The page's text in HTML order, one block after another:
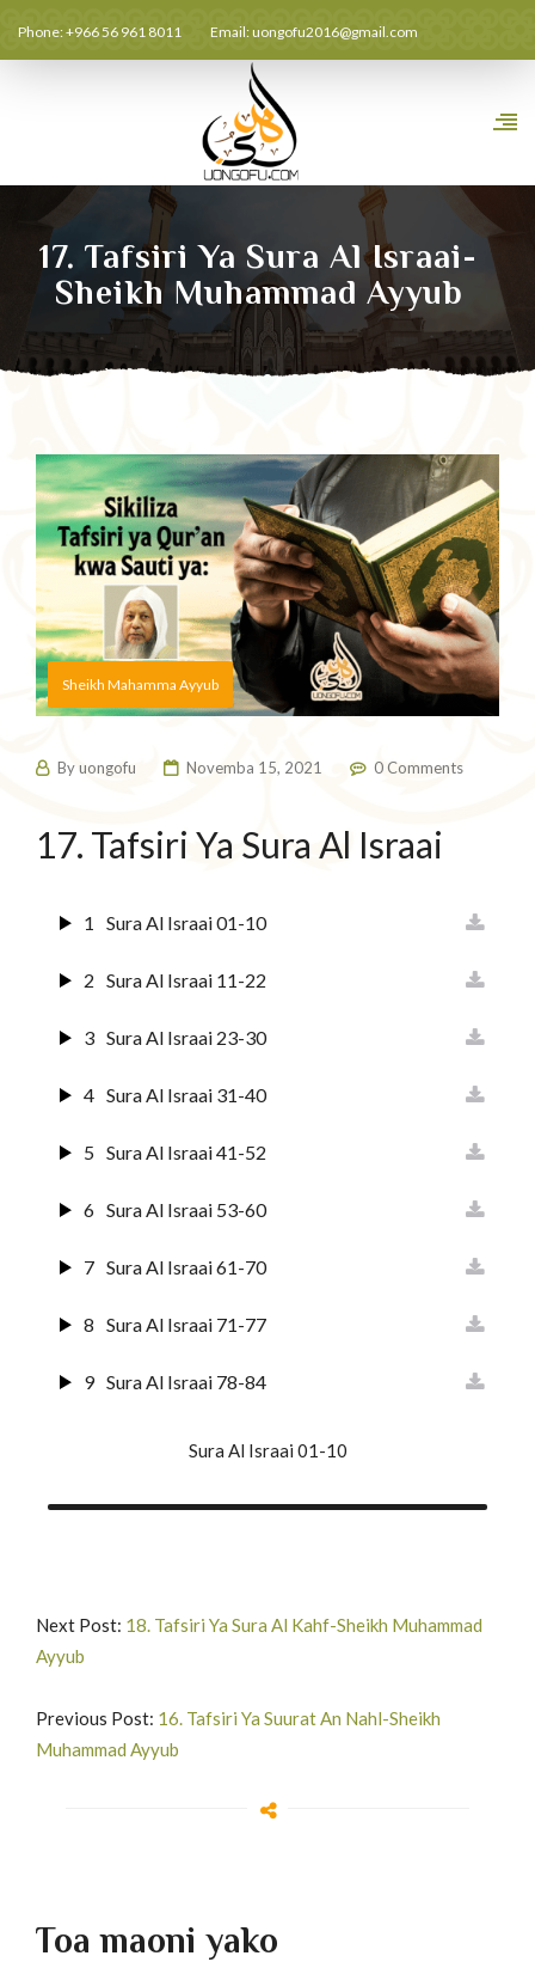
Phone: +966 56 961 8011 Email:uongofu2016@gmail.com
17. Tafsiri Ya Sura Al Israai-
Sheikh Muhammad Ayyub
Sheikh Mahamma Ayyub
Byuongofu Novemba 15, 2021 0 Comments
17. Tafsiri Ya Sura Al Israai
1 Sura Al Israai 01-10
2 Sura Al Israai 11-22
3 Sura Al Israai 23-30
4 Sura Al Israai 31-40
5 Sura Al Israai 41-52
6 Sura Al Israai 53-60
7 Sura Al Israai 61-70
8 Sura Al Israai 71-77
9 Sura Al Israai 78-84
Sura Al Israai 01-10
Next Post: 18. Tafsiri Ya Sura Al Kahf-Sheikh Muhammad
Ayyub
Previous Post: 16. Tafsiri Ya Suurat An Nahl-Sheikh
Muhammad Ayyub
Toa maoni yako